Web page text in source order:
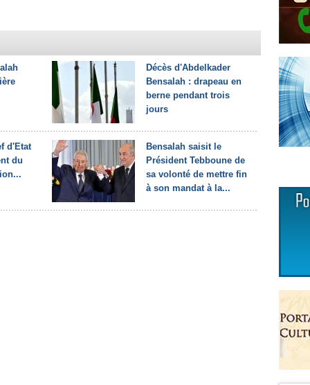
Décès d'Abdelkader
Bensalah : drapeau en
berne pendant trois
jours
d'Etat
du
Bensalah saisit le
Président Tebboune de
sa volonté de mettre fin
à son mandat à la...